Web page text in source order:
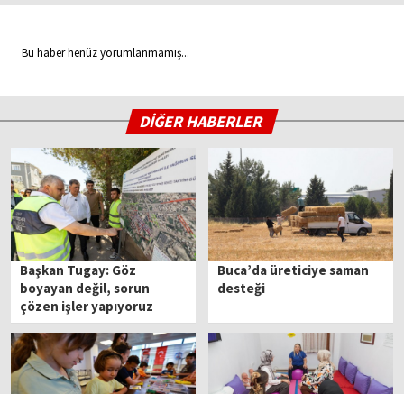
Bu haber henüz yorumlanmamış...
DİĞER HABERLER
Başkan Tugay: Göz
boyayan değil, sorun
çözen işler yapıyoruz
Buca’da üreticiye saman
desteği